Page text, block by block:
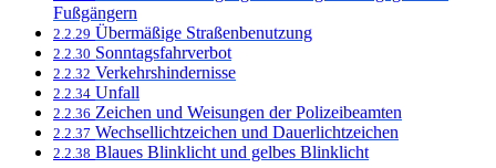
Fußgängern
2.2.29 Übermäßige Straßenbenutzung
2.2.30 Sonntagsfahrverbot
2.2.32 Verkehrshindernisse
2.2.34 Unfall
2.2.36 Zeichen und Weisungen der Polizeibeamten
2.2.37 Wechsellichtzeichen und Dauerlichtzeichen
2.2.38 Blaues Blinklicht und gelbes Blinklicht